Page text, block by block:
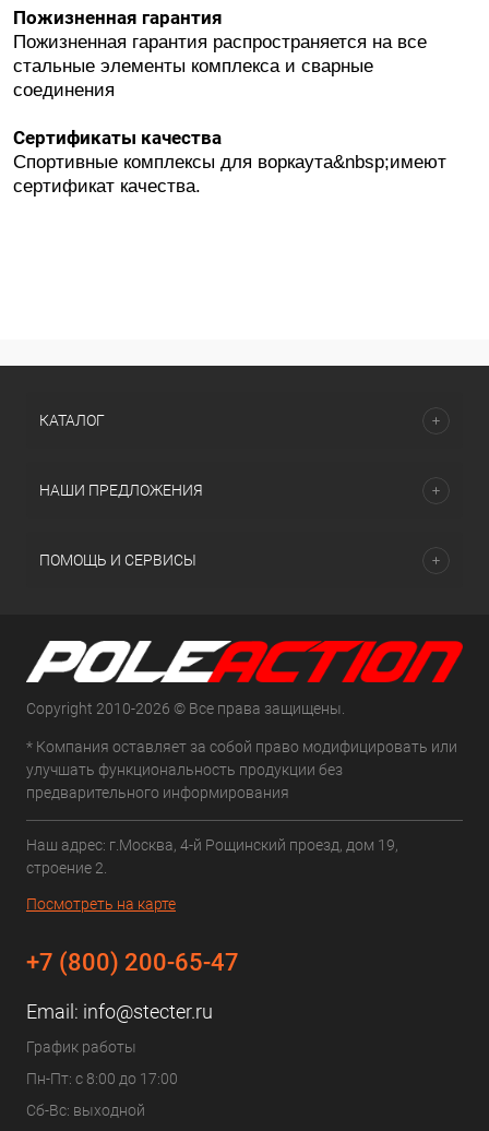
Пожизненная гарантия
Пожизненная гарантия распространяется на все
стальные элементы комплекса и сварные
соединения
Сертификаты качества
Спортивные комплексы для воркаута&nbsp;имеют
сертификат качества.
КАТАЛОГ
НАШИ ПРЕДЛОЖЕНИЯ
ПОМОЩЬ И СЕРВИСЫ
Copyright 2010-2026 © Все права защищены.
* Компания оставляет за собой право модифицировать или
улучшать функциональность продукции без
предварительного информирования
Наш адрес: г.Москва, 4-й Рощинский проезд, дом 19,
строение 2.
Посмотреть на карте
+7 (800) 200-65-47
Email: info@stecter.ru
График работы
Пн-Пт: с 8:00 до 17:00
Сб-Вс: выходной